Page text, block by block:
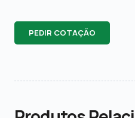
PEDIR COTAÇÃO